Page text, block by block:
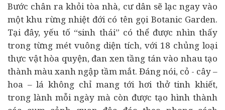
Bước chân ra khỏi tòa nhà, cư dân sẽ lạc ngay vào
một khu rừng nhiệt đới có tên gọi Botanic Garden.
Tại đây, yếu tố “sinh thái” có thể được nhìn thấy
trong từng mét vuông diện tích, với 18 chủng loại
thực vật hòa quyện, đan xen tầng tán vào nhau tạo
thành màu xanh ngập tầm mắt. Đáng nói, cỏ - cây –
hoa – lá không chỉ mang tới hơi thở tinh khiết,
trong lành mỗi ngày mà còn được tạo hình thành